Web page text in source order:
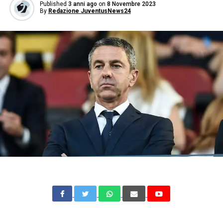
Published 3 anni ago on 8 Novembre 2023
By Redazione JuventusNews24